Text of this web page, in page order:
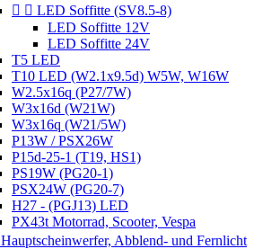
  LED Soffitte (SV8.5-8)
LED Soffitte 12V
LED Soffitte 24V
T5 LED
T10 LED (W2.1x9.5d) W5W, W16W
W2.5x16q (P27/7W)
W3x16d (W21W)
W3x16q (W21/5W)
P13W / PSX26W
P15d-25-1 (T19, HS1)
PS19W (PG20-1)
PSX24W (PG20-7)
H27 - (PGJ13) LED
PX43t Motorrad, Scooter, Vespa
Hauptscheinwerfer, Abblend- und Fernlicht